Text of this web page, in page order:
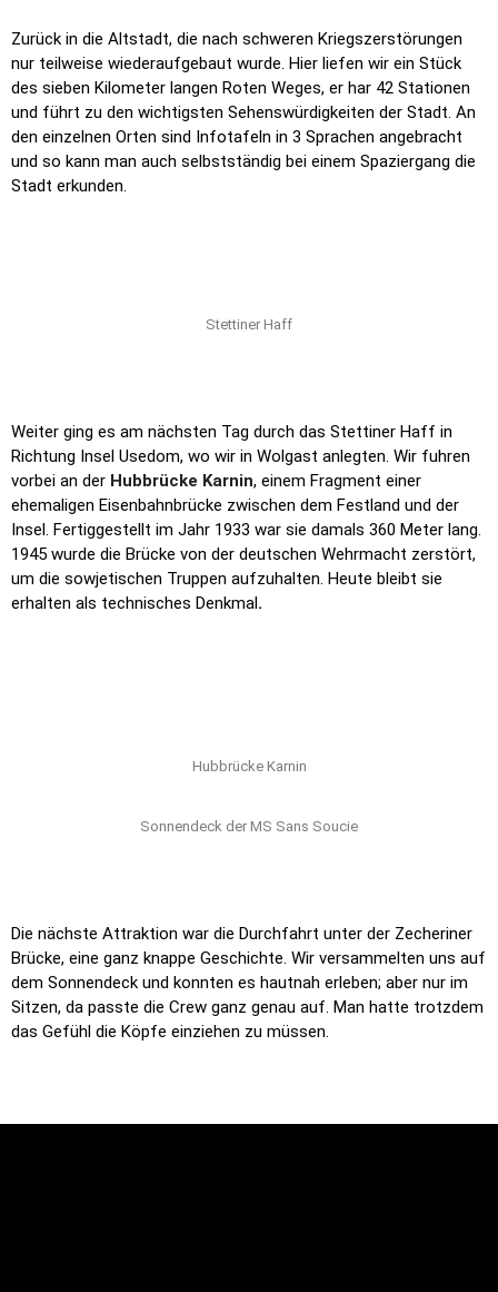
Zurück in die Altstadt, die nach schweren Kriegszerstörungen
nur teilweise wiederaufgebaut wurde. Hier liefen wir ein Stück
des sieben Kilometer langen Roten Weges, er har 42 Stationen
und führt zu den wichtigsten Sehenswürdigkeiten der Stadt. An
den einzelnen Orten sind Infotafeln in 3 Sprachen angebracht
und so kann man auch selbstständig bei einem Spaziergang die
Stadt erkunden.
Stettiner Haff
Weiter ging es am nächsten Tag durch das Stettiner Haff in
Richtung Insel Usedom, wo wir in Wolgast anlegten. Wir fuhren
vorbei an der Hubbrücke Karnin, einem Fragment einer
ehemaligen Eisenbahnbrücke zwischen dem Festland und der
Insel. Fertiggestellt im Jahr 1933 war sie damals 360 Meter lang.
1945 wurde die Brücke von der deutschen Wehrmacht zerstört,
um die sowjetischen Truppen aufzuhalten. Heute bleibt sie
erhalten als technisches Denkmal.
Hubbrücke Karnin
Sonnendeck der MS Sans Soucie
Die nächste Attraktion war die Durchfahrt unter der Zecheriner
Brücke, eine ganz knappe Geschichte. Wir versammelten uns auf
dem Sonnendeck und konnten es hautnah erleben; aber nur im
Sitzen, da passte die Crew ganz genau auf. Man hatte trotzdem
das Gefühl die Köpfe einziehen zu müssen.